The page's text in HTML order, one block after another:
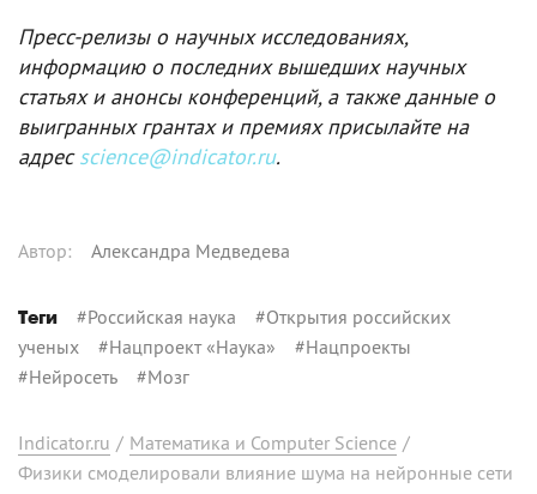
Пресс-релизы о научных исследованиях,
информацию о последних вышедших научных
статьях и анонсы конференций, а также данные о
выигранных грантах и премиях присылайте на
адресscience@indicator.ru.
Автор: Александра Медведева
Теги #Российская наука #Открытия российских
ученых #Нацпроект «Наука» #Нацпроекты
#Нейросеть #Мозг
Indicator.ru / Математика и Computer Science /
Физики смоделировали влияние шума на нейронные сети